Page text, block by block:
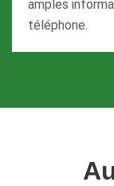
amples
téléphone.